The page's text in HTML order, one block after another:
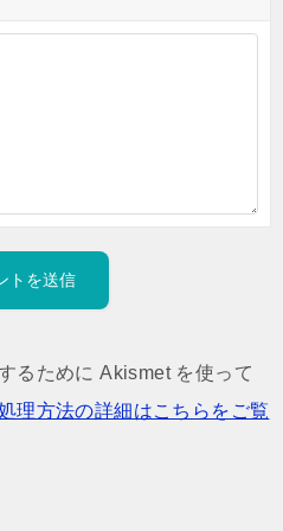
るために Akismet を使って
理方法の詳細はこちらをご覧